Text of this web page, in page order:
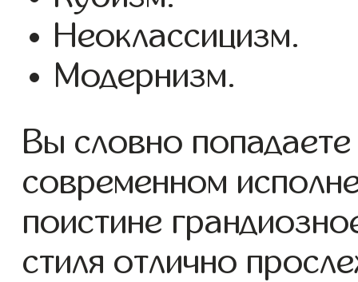
Неоклассицизм.
Модернизм.
Вы словно
современном
поистине
стиля отлично